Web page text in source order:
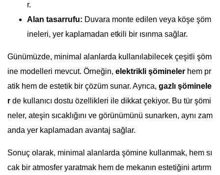
r.
Alan tasarrufu: Duvara monte edilen veya köşe şöm
ineleri, yer kaplamadan etkili bir ısınma sağlar.
Günümüzde, minimal alanlarda kullanılabilecek çeşitli şöm
ine modelleri mevcut. Örneğin, elektrikli şömineler hem pr
atik hem de estetik bir çözüm sunar. Ayrıca, gazlı şöminele
r de kullanıcı dostu özellikleri ile dikkat çekiyor. Bu tür şömi
neler, ateşin sıcaklığını ve görünümünü sunarken, aynı zam
anda yer kaplamadan avantaj sağlar.
Sonuç olarak, minimal alanlarda şömine kullanmak, hem sı
cak bir atmosfer yaratmak hem de mekanın estetiğini artırm